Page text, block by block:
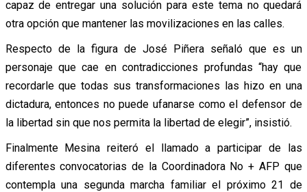
capaz de entregar una solución para este tema no quedará
otra opción que mantener las movilizaciones en las calles.
Respecto de la figura de José Piñera señaló que es un
personaje que cae en contradicciones profundas “hay que
recordarle que todas sus transformaciones las hizo en una
dictadura, entonces no puede ufanarse como el defensor de
la libertad sin que nos permita la libertad de elegir”, insistió.
Finalmente Mesina reiteró el llamado a participar de las
diferentes convocatorias de la Coordinadora No + AFP que
contempla una segunda marcha familiar el próximo 21 de